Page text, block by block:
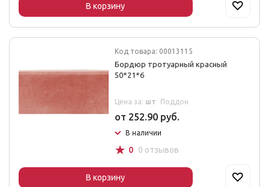
В корзину
Код товара: 00013115
Бордюр тротуарный красный
50*21*6
Цена за: шт Поддон
от 252.90 руб.
В наличии
☆ 0 0 отзывов
В корзину